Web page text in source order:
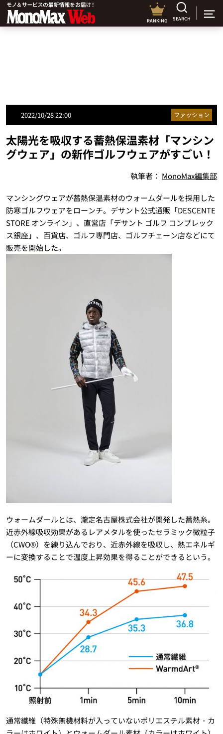
RANKING SEARCH
2022/10/28 22:00 ファッション
太陽光を吸収する蓄熱保温素材「マンシン
グウェア」の新作ゴルフウェアがすごい！
執筆者： MonoMax編集部
マンシングウェアが蓄熱保温素材のウォームダールを採用した
防寒ゴルフウェアをローンチ。デサント公式通販「DESCENTE
STORE オンライン」、直営店「デサント ゴルフ コンプレック
ス銀座」、百貨店、ゴルフ専門店、ゴルフチェーン店などにて
販売を開始した。
ウォームダールとは、瀧定名古屋株式会社が開発した蓄熱糸。
近赤外線吸収効果があるレアメタルを使ったセラミック微粒子
（CWO®）を練り込んでおり、近赤外線を吸収し、熱エネルギ
ーに変換することで温度上昇効果を得ることができるという。
通常繊維（特殊無機材料が入っていないポリエステル素材・カ